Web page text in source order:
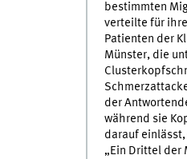
bestimmten
verteilte für
Patienten der
Münster, die
der
während sie
darauf
„Ein Drittel der